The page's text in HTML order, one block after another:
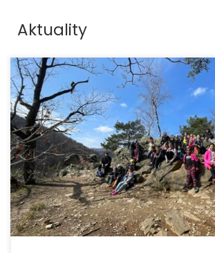
Aktuality
Organizace EUROTOPIA.CZ, o.p.s.
projekt zaměřený na podporu dětí
v náhradní rodinné péči na Jesenicku a
finančně podpořila […]